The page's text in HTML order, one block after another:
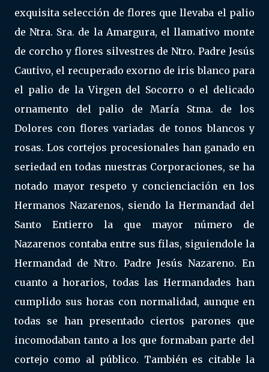
exquisita selección de flores que llevaba el palio
de Ntra. Sra. de la Amargura, el llamativo monte
de corcho y flores silvestres de Ntro. Padre Jesús
Cautivo, el recuperado exorno de iris blanco para
el palio de la Virgen del Socorro o el delicado
ornamento del palio de María Stma. de los
Dolores con flores variadas de tonos blancos y
rosas. Los cortejos procesionales han ganado en
seriedad en todas nuestras Corporaciones, se ha
notado mayor respeto y concienciación en los
Hermanos Nazarenos, siendo la Hermandad del
Santo Entierro la que mayor número de
Nazarenos contaba entre sus filas, siguiendole la
Hermandad de Ntro. Padre Jesús Nazareno. En
cuanto a horarios, todas las Hermandades han
cumplido sus horas con normalidad, aunque en
todas se han presentado ciertos parones que
incomodaban tanto a los que formaban parte del
cortejo como al público. También es citable la